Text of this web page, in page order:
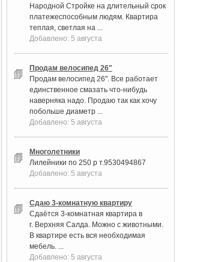
Народной Стройке на длительный срок
платежеспособным людям. Квартира
теплая, светлая на ...
Добавлено: 5 августа
Продам велосипед 26"
Продам велосипед 26". Все работает
единственное смазать что-нибудь
наверняка надо. Продаю так как хочу
побольше диаметр ...
Добавлено: 5 августа
Многолетники
Лилейники по 250 р т.9530494867
Добавлено: 5 августа
Сдаю 3‑комнатную квартиру
Сдаётся 3‑комнатная квартира в
г. Верхняя Салда. Можно с животными.
В квартире есть вся необходимая
мебель. ...
Добавлено: 5 августа